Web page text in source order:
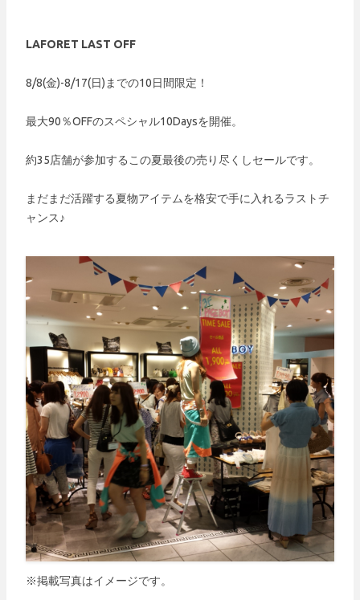
LAFORET LAST OFF
8/8(金)-8/17(日)までの10日間限定！
最大90％OFFのスペシャル10Daysを開催。
約35店舗が参加するこの夏最後の売り尽くしセールです。
まだまだ活躍する夏物アイテムを格安で手に入れるラストチ
ャンス♪
※掲載写真はイメージです。